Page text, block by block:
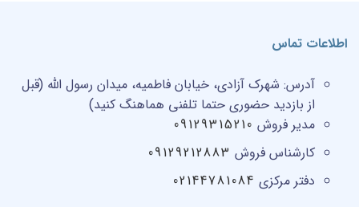
اطلاعات تماس
آدرس: شهرک آزادی، خیابان فاطمیه، میدان رسول الله (قبل
از بازدید حضوری حتما تلفنی هماهنگ کنید)
مدیر فروش 09129315210
کارشناس فروش 09129212883
دفتر مرکزی 02144781084